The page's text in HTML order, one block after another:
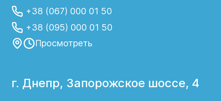
+38 (067) 000 01 50
+38 (095) 000 01 50
Просмотреть
г. Днепр, Запорожское шоссе, 4